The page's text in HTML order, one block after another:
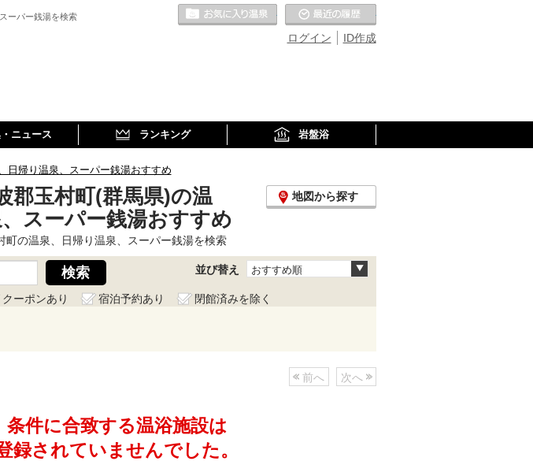
ーパー銭湯を検索
ID作成
ログイン
お気に入りの温泉
ニュース ランキング 岩盤浴
日帰り温泉、スーパー銭湯おすすめ
郡玉村町(群馬県)の温
スーパー銭湯おすすめ
地図から探す
町の温泉、日帰り温泉、スーパー銭湯を検索
並び替え おすすめ順
クーポンあり 宿泊予約あり
閉館済みを除く
前へ 次へ
条件に合致する温浴施設は
録されていませんでした。